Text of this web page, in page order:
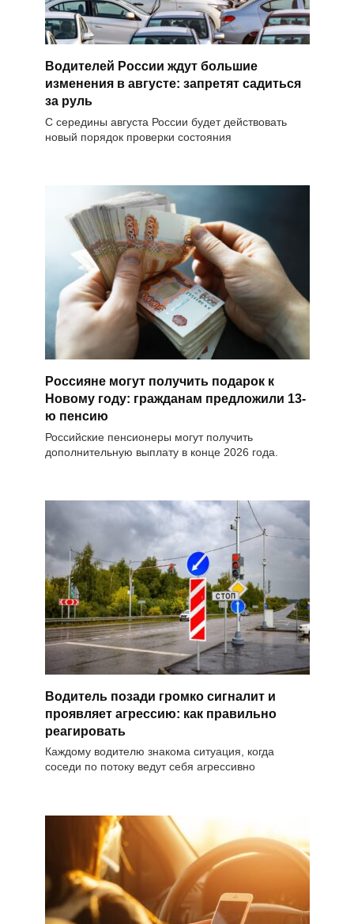
Водителей России ждут большие
изменения в августе: запретят садиться
за руль
С середины августа России будет действовать
новый порядок проверки состояния
Россияне могут получить подарок к
Новому году: гражданам предложили 13-
ю пенсию
Российские пенсионеры могут получить
дополнительную выплату в конце 2026 года.
Водитель позади громко сигналит и
проявляет агрессию: как правильно
реагировать
Каждому водителю знакома ситуация, когда
соседи по потоку ведут себя агрессивно